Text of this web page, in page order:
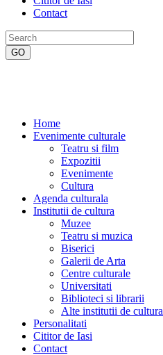
Contact
Home
Evenimente culturale
Teatru si film
Expozitii
Evenimente
Cultura
Agenda culturala
Institutii de cultura
Muzee
Teatru si muzica
Biserici
Galerii de Arta
Centre culturale
Universitati
Biblioteci si librarii
Alte institutii de cultura
Personalitati
Cititor de Iasi
Contact